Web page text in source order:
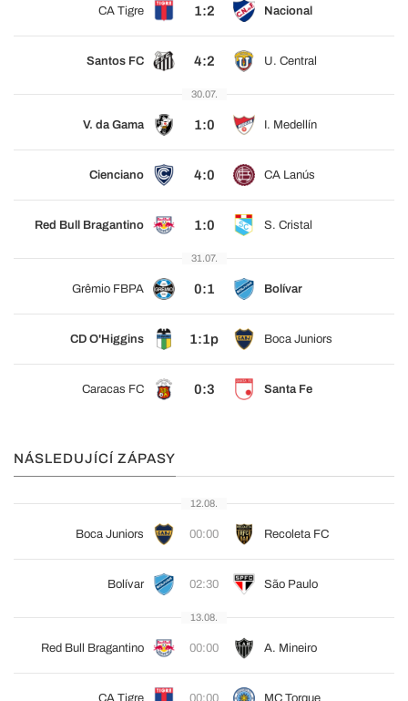
CA Tigre 1:2 Nacional
Santos FC 4:2 U. Central
30.07.
V. da Gama 1:0 I. Medellín
Cienciano 4:0 CA Lanús
Red Bull Bragantino 1:0 S. Cristal
31.07.
Grêmio FBPA 0:1 Bolívar
CD O'Higgins 1:1p Boca Juniors
Caracas FC 0:3 Santa Fe
NÁSLEDUJÍCÍ ZÁPASY
12.08.
Boca Juniors 00:00 Recoleta FC
Bolívar 02:30 São Paulo
13.08.
Red Bull Bragantino 00:00 A. Mineiro
CA Tigre 00:00 MC Torque